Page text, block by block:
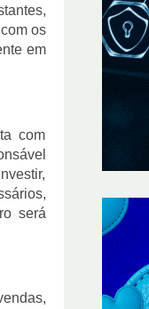
os
em
com
será